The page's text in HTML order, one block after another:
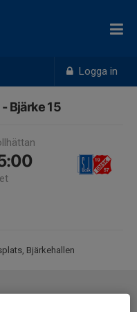
Logga in
Bjärke 15
Bjärkehallen